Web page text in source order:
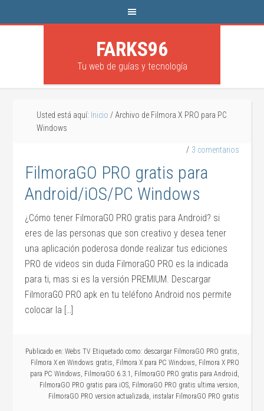
FARKS96
Tu web de guías y tecnología
Usted está aquí: Inicio / Archivo de Filmora X PRO para PC
Windows
3 comentarios
FilmoraGO PRO gratis para
Android/iOS/PC Windows
¿Cómo tener FilmoraGO PRO gratis para Android? si
eres de las personas que son creativo y desea tener
una aplicación poderosa donde realizar tus ediciones
PRO de videos sin duda FilmoraGO PRO es la indicada
para ti, mas si es la versión PREMIUM. Descargar
FilmoraGO PRO apk en tu teléfono Android nos permite
colocar la […]
Publicado en: Webs TV Etiquetado como: descargar FilmoraGO PRO gratis,
Filmora X en Windows gratis, Filmora X para PC Windows, Filmora X PRO
para PC Windows, FilmoraGO 6.3.1 , FilmoraGO PRO gratis para Android,
FilmoraGO PRO gratis para iOS, FilmoraGO PRO gratis ultima version,
FilmoraGO PRO version actualizada, instalar FilmoraGO PRO gratis